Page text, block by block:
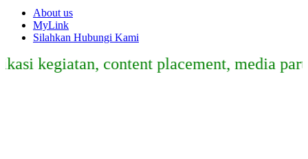
About us
MyLink
Silahkan Hubungi Kami
content placement, media partner,